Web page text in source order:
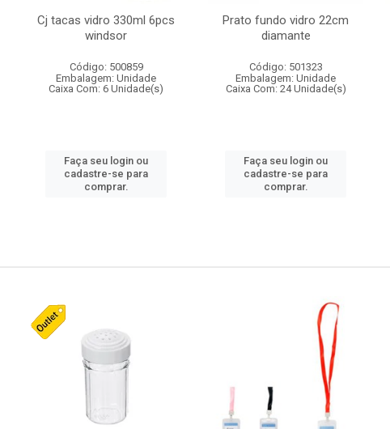
Cj tacas vidro 330ml 6pcs
windsor
Código: 500859
Embalagem: Unidade
Caixa Com: 6 Unidade(s)
Faça seu login ou
cadastre-se para
comprar.
Prato fundo vidro 22cm
diamante
Código: 501323
Embalagem: Unidade
Caixa Com: 24 Unidade(s)
Faça seu login ou
cadastre-se para
comprar.